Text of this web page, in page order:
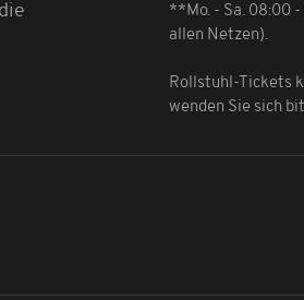
**Mo. - Sa. 08:00
allen Netzen).
Rollstuhl-Tickets
wenden Sie sich